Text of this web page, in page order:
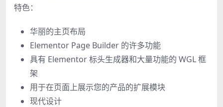
特色：
华丽的主页布局
Elementor Page Builder 的许多功能
具有 Elementor 标头生成器和大量功能的 WGL 框
架
用于在页面上展示您的产品的扩展模块
现代设计